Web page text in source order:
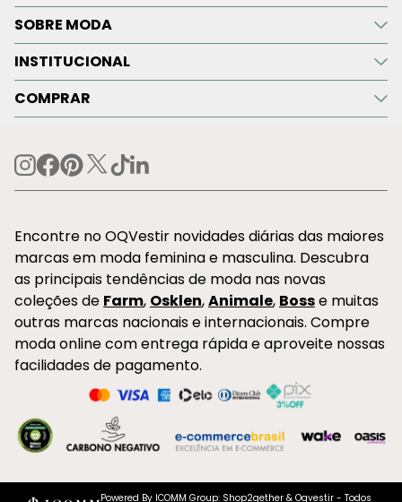
SOBRE MODA
INSTITUCIONAL
COMPRAR
Encontre no OQVestir novidades diárias das maiores
marcas em moda feminina e masculina. Descubra
as principais tendências de moda nas novas
coleções de Farm, Osklen,Animale, Bosse muitas
outras marcas nacionais e internacionais. Compre
moda online com entrega rápida e aproveite nossas
facilidades de pagamento.
Powered By ICOMM Group: Shop2gether & Oqvestir - Todos